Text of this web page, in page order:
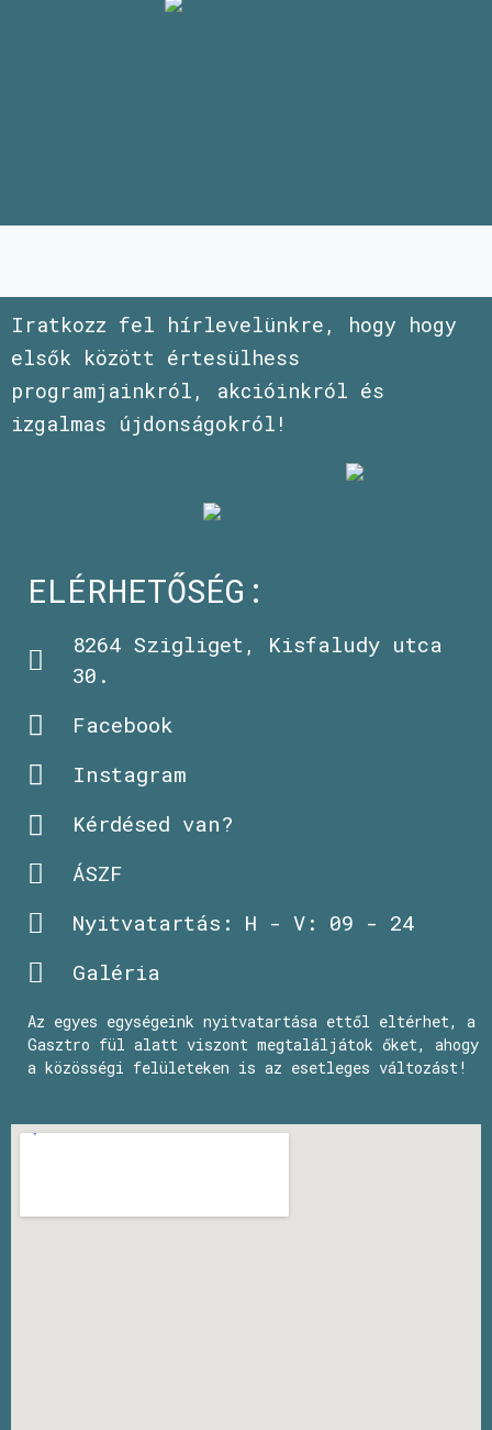
ELÉRHETŐSÉG:
8264 Szigliget, Kisfaludy utca
30.
Facebook
Instagram
Kérdésed van?
ÁSZF
Nyitvatartás: H - V: 09 - 24
Galéria
Az egyes egységeink nyitvatartása ettől eltérhet, a
Gasztro fül alatt viszont megtaláljátok őket, ahogy
a közösségi felületeken is az esetleges változást!
Iratkozz fel hírlevelünkre, hogy hogy
elsők között értesülhess
programjainkról, akcióinkról és
izgalmas újdonságokról!